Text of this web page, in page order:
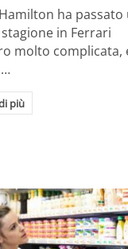
ha passato
in Ferrari
molto complicata,
più